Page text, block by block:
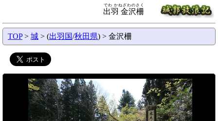
出羽 金沢柵
でわ かねざわのさく
TOP> 城 > (出羽国/秋田県) > 金沢柵